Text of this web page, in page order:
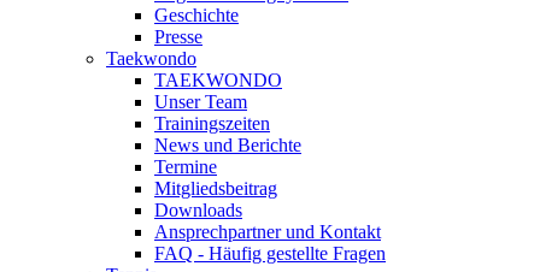
Geschichte
Presse
Taekwondo
TAEKWONDO
Unser Team
Trainingszeiten
News und Berichte
Termine
Mitgliedsbeitrag
Downloads
Ansprechpartner und Kontakt
FAQ - Häufig gestellte Fragen